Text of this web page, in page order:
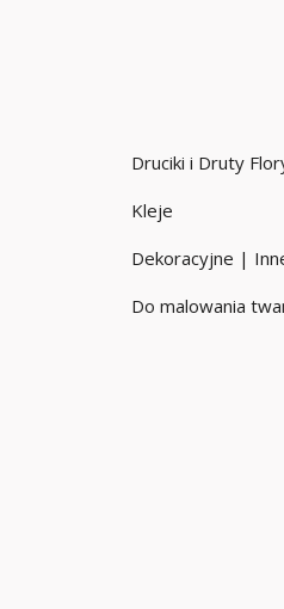
Druciki i Druty
Kleje
Dekoracyjne |
Do malowania